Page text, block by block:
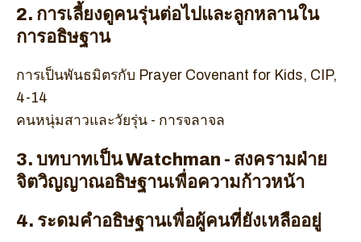
2. การเลี้ยงดูคนรุ่นต่อไปและลูกหลานใน
การอธิษฐาน
การเป็นพันธมิตรกับ Prayer Covenant for Kids, CIP,
4-14
คนหนุ่มสาวและวัยรุ่น - การจลาจล
3. บทบาทเป็น Watchman - สงครามฝ่าย
จิตวิญญาณอธิษฐานเพื่อความก้าวหน้า
4. ระดมคำอธิษฐานเพื่อผู้คนที่ยังเหลืออยู่